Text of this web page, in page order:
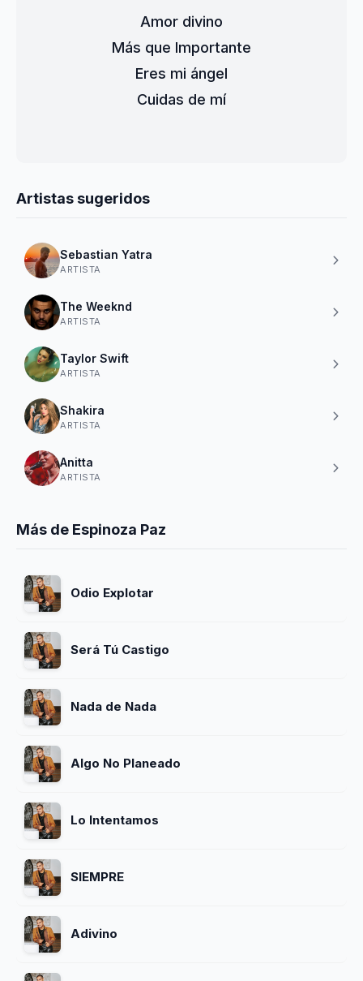
Amor divino
Más que Importante
Eres mi ángel
Cuidas de mí
Artistas sugeridos
Sebastian Yatra
ARTISTA
The Weeknd
ARTISTA
Taylor Swift
ARTISTA
Shakira
ARTISTA
Anitta
ARTISTA
Más de Espinoza Paz
Odio Explotar
Será Tú Castigo
Nada de Nada
Algo No Planeado
Lo Intentamos
SIEMPRE
Adivino